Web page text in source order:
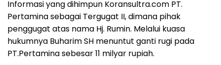
Informasi yang dihimpun Koransultra.com PT.
Pertamina sebagai Tergugat II, dimana pihak
penggugat atas nama Hj. Rumin. Melalui kuasa
hukumnya Buharim SH menuntut ganti rugi pada
PT.Pertamina sebesar 11 milyar rupiah.